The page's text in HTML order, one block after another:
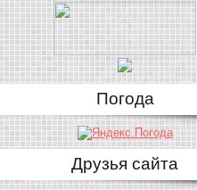
Погода
Друзья сайта